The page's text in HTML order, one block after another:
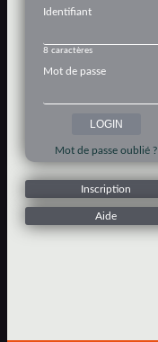
Identifiant
8 caractères
Mot de passe
Mot de passe oublié ?
Inscription
Aide